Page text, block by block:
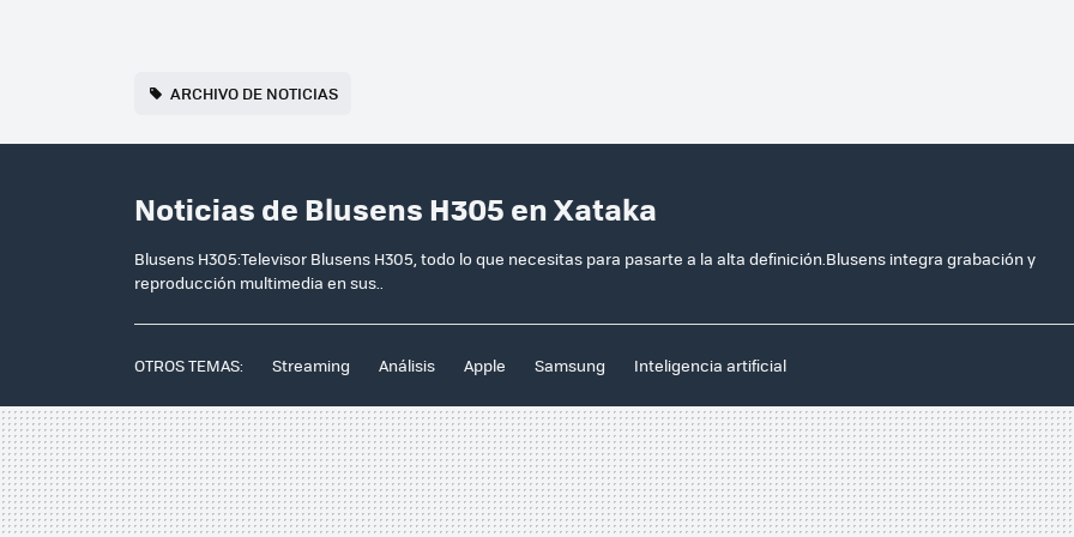
ARCHIVO DE NOTICIAS
Noticias de Blusens H305 en Xataka
Blusens H305:Televisor Blusens H305, todo lo que necesitas para pasarte a la alta definición.Blusens integra grabación y
reproducción multimedia en sus..
OTROS TEMAS: Streaming Análisis Apple Samsung Inteligencia artificial